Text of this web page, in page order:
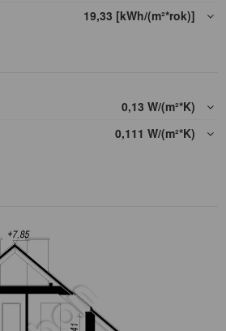
19,33 [kWh/(m²*rok)]
0,13 W/(m²*K)
0,111 W/(m²*K)